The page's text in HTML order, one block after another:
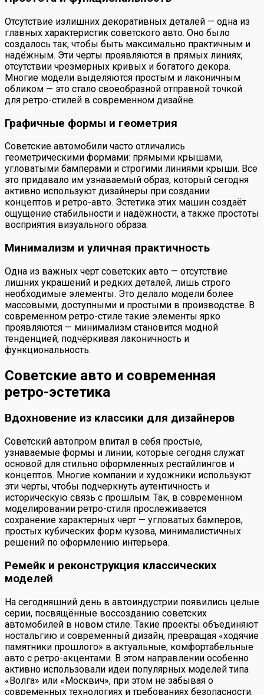
Отсутствие излишних декоративных деталей — одна из
главных характеристик советского авто. Оно было
создалось так, чтобы быть максимально практичным и
надёжным. Эти черты проявляются в прямых линиях,
отсутствии чрезмерных кривых и богатого декора.
Многие модели выделяются простым и лаконичным
обликом — это стало своеобразной отправной точкой
для ретро-стилей в современном дизайне.
Графичные формы и геометрия
Советские автомобили часто отличались
геометрическими формами: прямыми крышами,
угловатыми бамперами и строгими линиями крыши. Все
это придавало им узнаваемый образ, который сегодня
активно используют дизайнеры при создании
концептов и ретро-авто. Эстетика этих машин создаёт
ощущение стабильности и надёжности, а также простоты
восприятия визуального образа.
Минимализм и уличная практичность
Одна из важных черт советских авто — отсутствие
лишних украшений и редких деталей, лишь строго
необходимые элементы. Это делало модели более
массовыми, доступными и простыми в производстве. В
современном ретро-стиле такие элементы ярко
проявляются — минимализм становится модной
тенденцией, подчёркивая лаконичность и
функциональность.
Советские авто и современная
ретро-эстетика
Вдохновение из классики для дизайнеров
Советский автопром впитал в себя простые,
узнаваемые формы и линии, которые сегодня служат
основой для стильно оформленных рестайлингов и
концептов. Многие компании и художники используют
эти черты, чтобы подчеркнуть аутентичность и
историческую связь с прошлым. Так, в современном
моделировании ретро-стиля прослеживается
сохранение характерных черт — угловатых бамперов,
простых кубических форм кузова, минималистичных
решений по оформлению интерьера.
Ремейк и реконструкция классических
моделей
На сегодняшний день в автоиндустрии появились целые
серии, посвящённые воссозданию советских
автомобилей в новом стиле. Такие проекты объединяют
ностальгию и современный дизайн, превращая «ходячие
памятники прошлого» в актуальные, комфортабельные
авто с ретро-акцентами. В этом направлении особенно
активно использовали идеи популярных моделей типа
«Волга» или «Москвич», при этом не забывая о
современных технологиях и требованиях безопасности.